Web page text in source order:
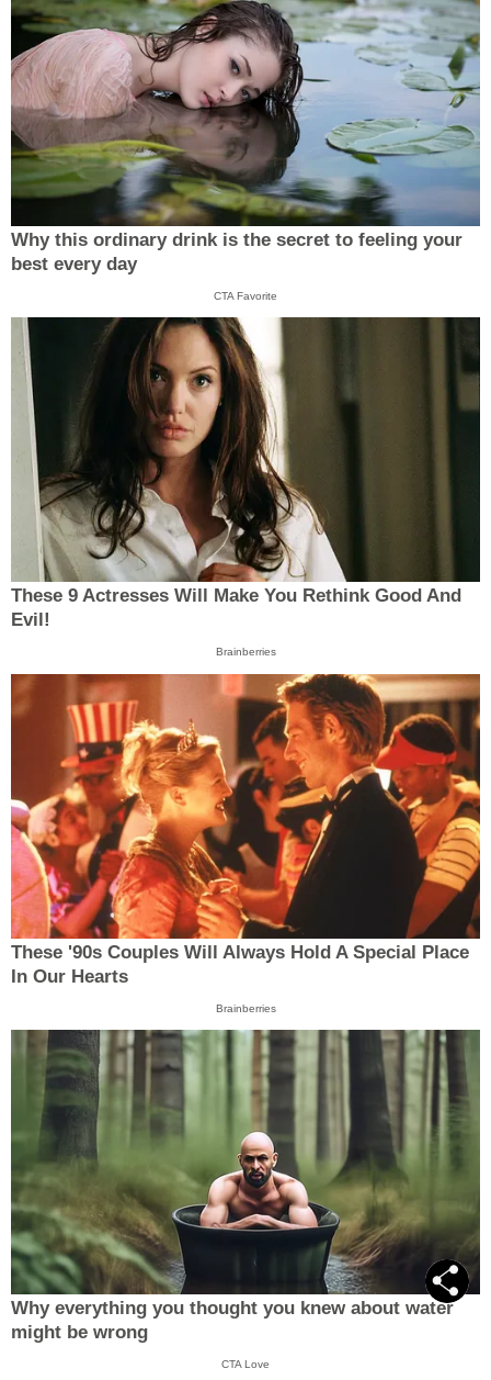
Why this ordinary drink is the secret to feeling your
best every day
CTA Favorite
These 9 Actresses Will Make You Rethink Good And
Evil!
Brainberries
These '90s Couples Will Always Hold A Special Place
In Our Hearts
Brainberries
Why everything you thought you knew about water
might be wrong
CTA Love